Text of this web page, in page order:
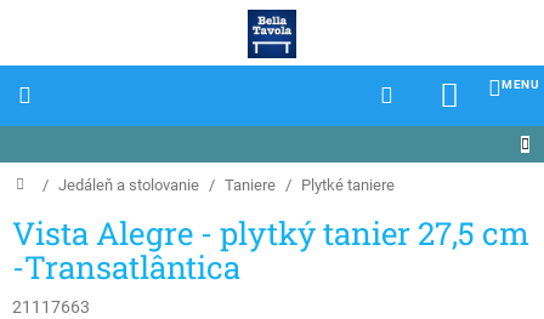
Domov
/ Jedáleň a stolovanie / Taniere / Plytké taniere
Vista Alegre - plytký tanier 27,5 cm
-Transatlântica
21117663